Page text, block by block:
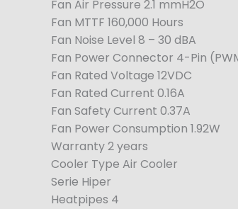
Fan Air Pressure 2.1 mmH2O
Fan MTTF 160,000 Hours
Fan Noise Level 8 – 30 dBA
Fan Power Connector 4-Pin
Fan Rated Voltage 12VDC
Fan Rated Current 0.16A
Fan Safety Current 0.37A
Fan Power Consumption 1.92W
Warranty 2 years
Cooler Type Air Cooler
Serie Hiper
Heatpipes 4